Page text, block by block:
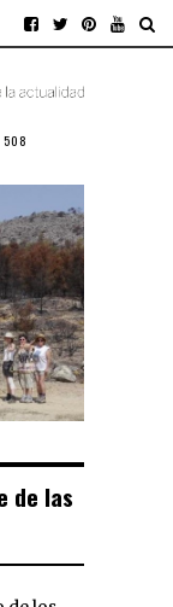
508
de las